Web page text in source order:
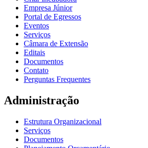
Empresa Júnior
Portal de Egressos
Eventos
Serviços
Câmara de Extensão
Editais
Documentos
Contato
Perguntas Frequentes
Administração
Estrutura Organizacional
Serviços
Documentos